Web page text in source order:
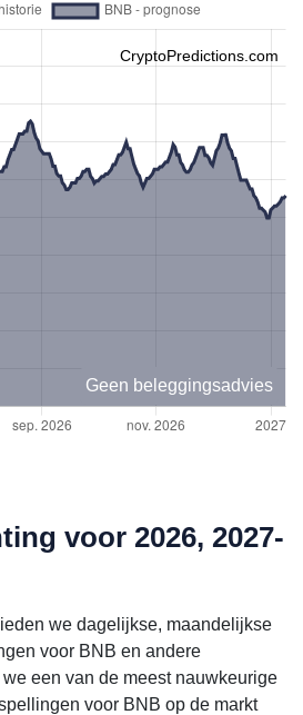
CryptoPredictions.com
Geen beleggingsadvies
voor 2026, 2027-
we dagelijkse, maandelijkse
voor BNB en andere
een van de meest nauwkeurige
voor BNB op de markt